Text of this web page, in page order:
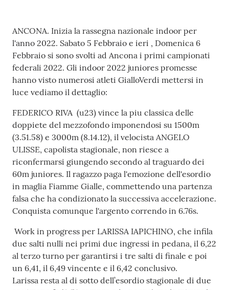
Chi siamo
Cosa facciamo
Comunicazione
e media
Concorsi
Istituti di
formazione
Contenuto
ANCONA. Inizia la rassegna nazionale indoor per
l'anno 2022. Sabato 5 Febbraio e ieri , Domenica 6
Febbraio si sono svolti ad Ancona i primi campionati
federali 2022. Gli indoor 2022 juniores promesse
hanno visto numerosi atleti GialloVerdi mettersi in
luce vediamo il dettaglio:
FEDERICO RIVA (u23) vince la piu classica delle
doppiete del mezzofondo imponendosi su 1500m
(3.51.58) e 3000m (8.14.12), il velocista ANGELO
ULISSE, capolista stagionale, non riesce a
riconfermarsi giungendo secondo al traguardo dei
60m juniores. Il ragazzo paga l'emozione dell'esordio
in maglia Fiamme Gialle, commettendo una partenza
falsa che ha condizionato la successiva accelerazione.
Conquista comunque l'argento correndo in 6.76s.
Work in progress per LARISSA IAPICHINO, che infila
due salti nulli nei primi due ingressi in pedana, il 6,22
al terzo turno per garantirsi i tre salti di finale e poi
un 6,41, il 6,49 vincente e il 6,42 conclusivo.
Larissa resta al di sotto dell’esordio stagionale di due